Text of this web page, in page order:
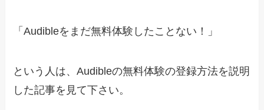
「Audibleをまだ無料体験したことない！」
という人は、Audibleの無料体験の登録方法を説明
した記事を見て下さい。